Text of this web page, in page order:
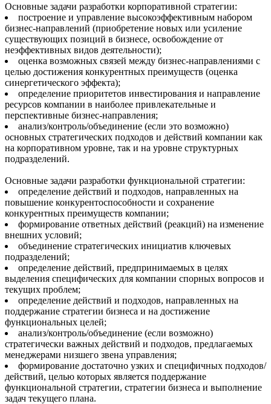
Основные задачи разработки корпоративной стратегии:
построение и управление высокоэффективным набором
бизнес-направлений (приобретение новых или усиление
существующих позиций в бизнесе, освобождение от
неэффективных видов деятельности);
оценка возможных связей между бизнес-направлениями с
целью достижения конкурентных преимуществ (оценка
синергетического эффекта);
определение приоритетов инвестирования и направление
ресурсов компании в наиболее привлекательные и
перспективные бизнес-направления;
анализ/контроль/объединение (если это возможно)
основных стратегических подходов и действий компании как
на корпоративном уровне, так и на уровне структурных
подразделений.
Основные задачи разработки функциональной стратегии:
определение действий и подходов, направленных на
повышение конкурентоспособности и сохранение
конкурентных преимуществ компании;
формирование ответных действий (реакций) на изменение
внешних условий;
объединение стратегических инициатив ключевых
подразделений;
определение действий, предпринимаемых в целях
выделения специфических для компании спорных вопросов и
текущих проблем;
определение действий и подходов, направленных на
поддержание стратегии бизнеса и на достижение
функциональных целей;
анализ/контроль/объединение (если возможно)
стратегически важных действий и подходов, предлагаемых
менеджерами низшего звена управления;
формирование достаточно узких и специфичных подходов/
действий, целью которых является поддержание
функциональной стратегии, стратегии бизнеса и выполнение
задач текущего плана.